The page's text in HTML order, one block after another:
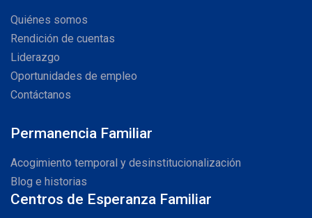
Quiénes somos
Rendición de cuentas
Liderazgo
Oportunidades de empleo
Contáctanos
Permanencia Familiar
Acogimiento temporal y desinstitucionalización
Blog e historias
Centros de Esperanza Familiar